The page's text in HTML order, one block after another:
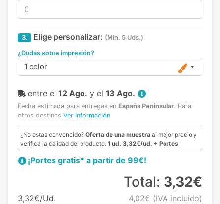
3. Elige personalizar: (Min. 5 Uds.)
¿Dudas sobre impresión?
1 color
entre el 12 Ago. y el 13 Ago.
Fecha estimada para entregas en España Peninsular. Para
otros destinos Ver Información
¿No estas convencido? Oferta de una muestra al mejor precio y
verifica la calidad del producto. 1 ud. 3,32€/ud. + Portes
¡Portes gratis* a partir de 99€!
3,32€/Ud.
Total: 3,32€
4,02€ (IVA incluido)